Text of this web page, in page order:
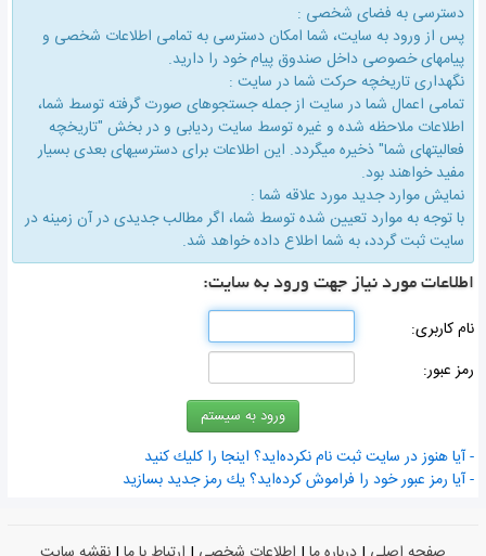
دسترسی به فضای شخصی :
پس از ورود به سایت، شما امكان دسترسی به تمامی اطلاعات شخصی و
پیامهای خصوصی داخل صندوق پیام خود را دارید.
نگهداری تاریخچه حركت شما در سایت :
تمامی اعمال شما در سایت از جمله جستجوهای صورت گرفته توسط شما،
اطلاعات ملاحظه شده و غیره توسط سایت ردیابی و در بخش "تاریخچه
فعالیتهای شما" ذخیره میگردد. این اطلاعات برای دسترسیهای بعدی بسیار
مفید خواهند بود.
نمایش موارد جدید مورد علاقه شما :
با توجه به موارد تعیین شده توسط شما، اگر مطالب جدیدی در آن زمینه در
سایت ثبت گردد، به شما اطلاع داده خواهد شد.
اطلاعات مورد نیاز جهت ورود به سایت:
نام كاربری:
رمز عبور:
- آیا هنوز در سایت ثبت نام نكرده‌اید؟ اینجا را كلیك كنید
- آیا رمز عبور خود را فراموش كرده‌اید؟ یك رمز جدید بسازید